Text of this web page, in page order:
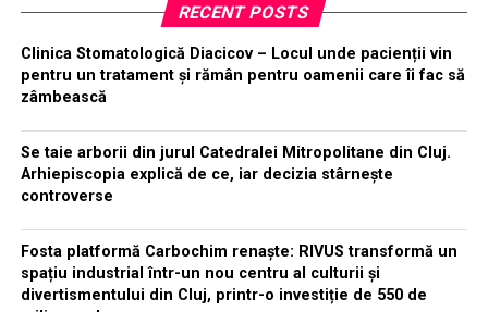
RECENT POSTS
Clinica Stomatologică Diacicov – Locul unde pacienții vin
pentru un tratament și rămân pentru oamenii care îi fac să
zâmbească
Se taie arborii din jurul Catedralei Mitropolitane din Cluj.
Arhiepiscopia explică de ce, iar decizia stârnește
controverse
Fosta platformă Carbochim renaște: RIVUS transformă un
spațiu industrial într-un nou centru al culturii și
divertismentului din Cluj, printr-o investiție de 550 de